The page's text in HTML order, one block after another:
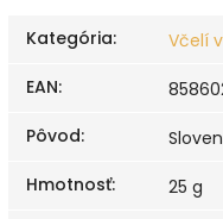
Kategória:
Včelí
EAN:
Pôvod:
Hmotnosť:
25 g